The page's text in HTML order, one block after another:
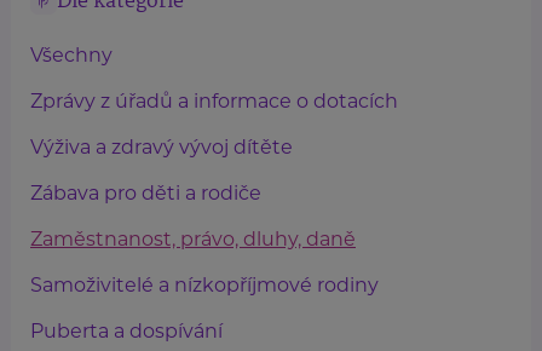
Všechny
Zprávy z úřadů a informace o dotacích
Výživa a zdravý vývoj dítěte
Zábava pro děti a rodiče
Zaměstnanost, právo, dluhy, daně
Samoživitelé a nízkopříjmové rodiny
Puberta a dospívání